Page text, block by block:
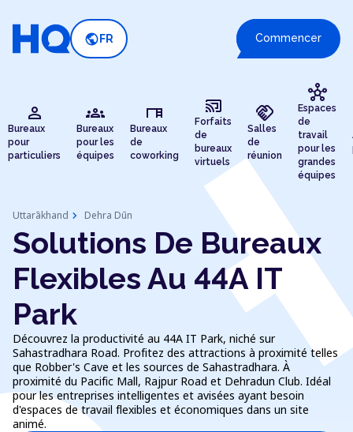
public FR Commencer
person
Bureaux
pour
particuliers
groups
Bureaux
pour les
équipes
desk
Bureaux
de
coworking
cast_connected
Forfaits
de
bureaux
virtuels
handshake
Salles
de
réunion
hub
Espaces
de
travail
pour les
grandes
équipes
Uttarākhand chevron_right Dehra Dūn
Solutions De Bureaux
Flexibles Au 44A IT
Park
Découvrez la productivité au 44A IT Park, niché sur
Sahastradhara Road. Profitez des attractions à proximité telles
que Robber's Cave et les sources de Sahastradhara. À
proximité du Pacific Mall, Rajpur Road et Dehradun Club. Idéal
pour les entreprises intelligentes et avisées ayant besoin
d'espaces de travail flexibles et économiques dans un site
animé.